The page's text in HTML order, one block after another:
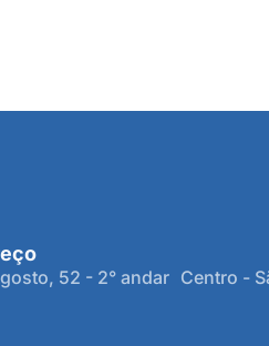
52 - 2° andar Centro -